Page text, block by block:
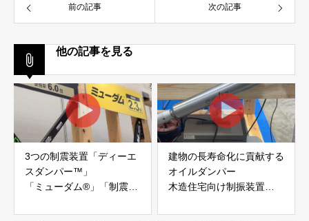
前の記事 次の記事
他の記事を見る
3つの制震装置「ディーエ
スダンパー™」
「ミューダム®」「制震テ
アイディールブレーン株式
建物の長寿命化に貢献する
オイルダンパー
木造住宅向け制振装置
株式会社evoltz